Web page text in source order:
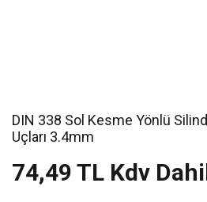
DIN 338 Sol Kesme Yönlü
Uçları 3.4mm
74,49 TL Kdv